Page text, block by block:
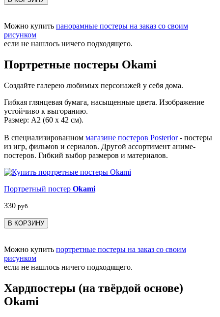
Можно купить панорамные постеры на заказ со своим
рисунком
если не нашлось ничего подходящего.
Портретные постеры Okami
Создайте галерею любимых персонажей у себя дома.
Гибкая глянцевая бумага, насыщенные цвета. Изображение
устойчиво к выгоранию.
Размер: А2 (60 х 42 см).
В специализированном магазине постеров Posterior- постеры
из игр, фильмов и сериалов. Другой ассортимент аниме-
постеров. Гибкий выбор размеров и материалов.
Портретный постер Okami
330 руб.
В КОРЗИНУ
Можно купить портретные постеры на заказ со своим
рисунком
если не нашлось ничего подходящего.
Хардпостеры (на твёрдой основе)
Okami